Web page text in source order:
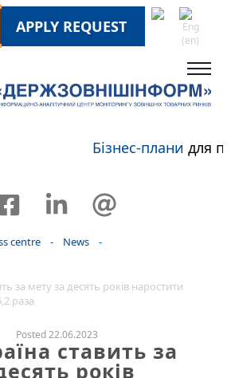
APPLY REQUEST
Бізнес-планидля
centre - News -
за мету за десять років наростити
раза
Posted 22.06.2023
ставить за
років